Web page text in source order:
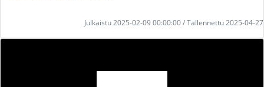
Julkaistu 2025-02-09 00:00:00 / Tallennettu 2025-04-27